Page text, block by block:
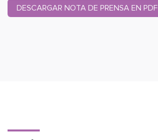
DESCARGAR NOTA DE PRENSA EN PDF